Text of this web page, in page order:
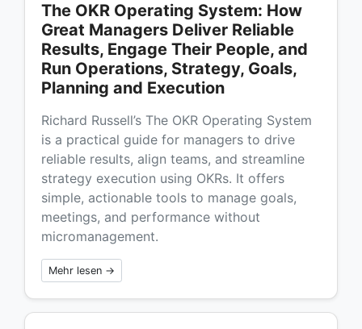
The OKR Operating System: How
Great Managers Deliver Reliable
Results, Engage Their People, and
Run Operations, Strategy, Goals,
Planning and Execution
Richard Russell’s The OKR Operating System
is a practical guide for managers to drive
reliable results, align teams, and streamline
strategy execution using OKRs. It offers
simple, actionable tools to manage goals,
meetings, and performance without
micromanagement.
Mehr lesen →